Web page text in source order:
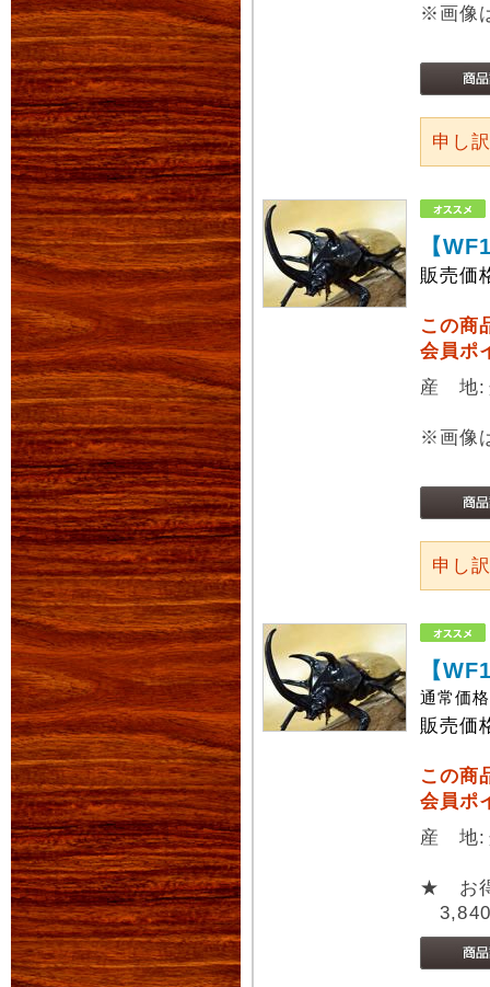
※画像
申し
【
販売価
この商
会員ポ
産 地:
※画像
申し
【
通常価
販売価
この商
会員ポ
産 地:
★ お